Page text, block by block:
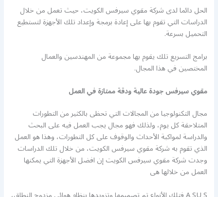
الحل دائما لدى شركة مقوي سيرفس الكويت، حيث تعمل من خلال
الدراسات التي تقوم بها على إعادة برمجة وإعداد تلك الأجهزة لتستطيع
التحميل بسرعة.
برامج التسريع تلك يقوم بها مجموعة من المهندسين والعمال
المختصين في هذا المجال.
مقوي سيرفس جودة عالية ودقة ممتازة في العمل
مجال التكنولوجيا من المجالات التي تحظى بالكثير من التطورات
المتلاحقة كل يوم، ولذلك فهو مجال يجب العمل فيه على البحث
والدراسة لمواكبة الأحداث والوقوف على كل التطورات، وهذا هو العمل
الذي تقوم به شركة مقوي سيرفس الكويت، من خلال تلك الدراسات
وجدت شركة مقوي سيرفس الكويت إن افضل الأجهزة التي يمكنها
العمل من خلالها هى